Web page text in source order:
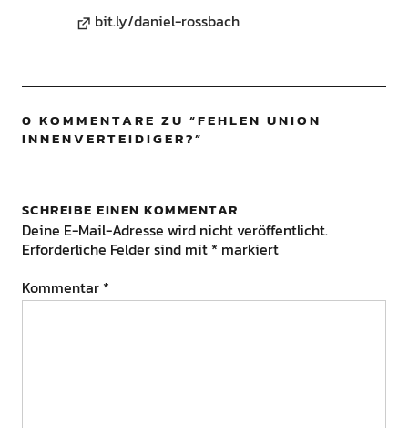
bit.ly/daniel-rossbach
0 KOMMENTARE ZU “FEHLEN UNION
INNENVERTEIDIGER?”
SCHREIBE EINEN KOMMENTAR
Deine E-Mail-Adresse wird nicht veröffentlicht.
Erforderliche Felder sind mit * markiert
Kommentar *